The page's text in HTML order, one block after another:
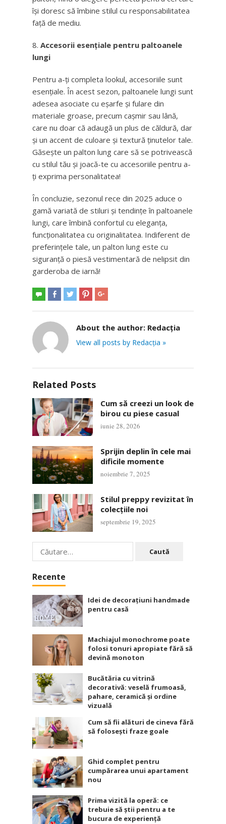
își doresc să îmbine stilul cu responsabilitatea
față de mediu.
Accesorii esențiale pentru paltoanele
lungi
Pentru a-ți completa lookul, accesoriile sunt
esențiale. În acest sezon, paltoanele lungi sunt
adesea asociate cu eșarfe și fulare din
materiale groase, precum cașmir sau lână,
care nu doar că adaugă un plus de căldură, dar
și un accent de culoare și textură ținutelor tale.
Găsește un palton lung care să se potrivească
cu stilul tău și joacă-te cu accesoriile pentru a-
ți exprima personalitatea!
În concluzie, sezonul rece din 2025 aduce o
gamă variată de stiluri și tendințe în paltoanele
lungi, care îmbină confortul cu eleganța,
funcționalitatea cu originalitatea. Indiferent de
preferințele tale, un palton lung este cu
siguranță o piesă vestimentară de nelipsit din
garderoba de iarnă!
About the author: Redacția
View all posts by Redacția »
Related Posts
Cum să creezi un look de
birou cu piese casual
iunie 28, 2026
Sprijin deplin în cele mai
dificile momente
noiembrie 7, 2025
Stilul preppy revizitat în
colecțiile noi
septembrie 19, 2025
Caută
după:
Recente
Idei de decorațiuni handmade
pentru casă
Machiajul monochrome poate
folosi tonuri apropiate fără să
devină monoton
Bucătăria cu vitrină
decorativă: veselă frumoasă,
pahare, ceramică și ordine
vizuală
Cum să fii alături de cineva fără
să folosești fraze goale
Ghid complet pentru
cumpărarea unui apartament
nou
Prima vizită la operă: ce
trebuie să știi pentru a te
bucura de experiență